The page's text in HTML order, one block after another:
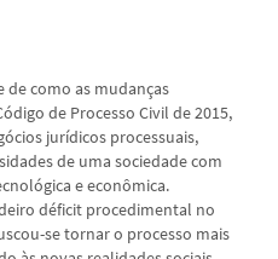
de como as mudanças
de Processo Civil de 2015,
jurídicos processuais,
de uma sociedade com
e econômica.
déficit procedimental no
se tornar o processo mais